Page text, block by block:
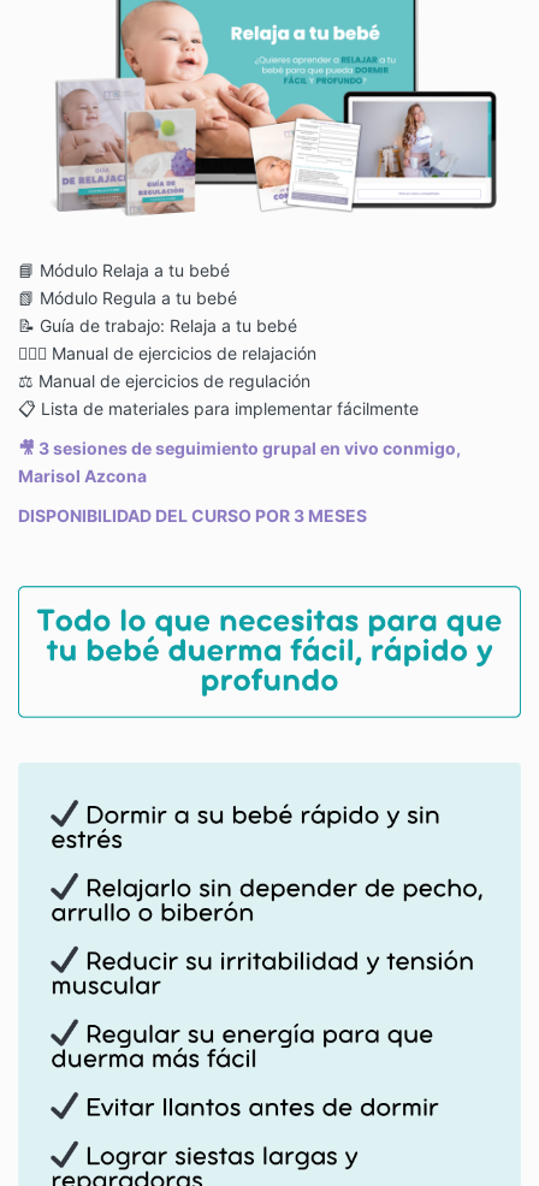
📘 Módulo Relaja a tu bebé
📗 Módulo Regula a tu bebé
📝 Guía de trabajo: Relaja a tu bebé
💆🏻‍♀️ Manual de ejercicios de relajación
⚖️ Manual de ejercicios de regulación
📋 Lista de materiales para implementar fácilmente
🎥 3 sesiones de seguimiento grupal en vivo conmigo,
Marisol Azcona
DISPONIBILIDAD DEL CURSO POR 3 MESES